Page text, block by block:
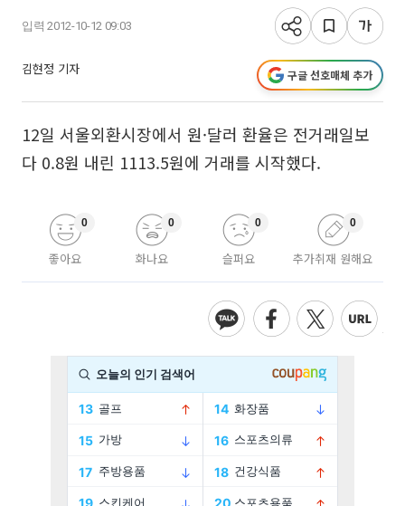
입력 2012-10-12 09:03
김현정 기자 구글 선호매체 추가
12일 서울외환시장에서 원·달러 환율은 전거래일보
다 0.8원 내린 1113.5원에 거래를 시작했다.
좋아요
0
화나요
0
슬퍼요
0
추가취재 원해요
0